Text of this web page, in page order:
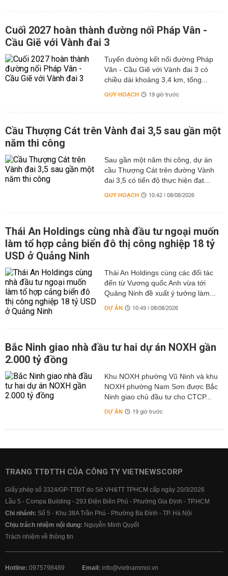
Cuối 2027 hoàn thành đường nối Pháp Vân -
Cầu Giẽ với Vành đai 3
Tuyến đường kết nối đường Pháp
Vân - Cầu Giẽ với Vành đai 3 có
chiều dài khoảng 3,4 km, tổng...
QUY HOẠCH 19 giờ trước
Cầu Thượng Cát trên Vành đai 3,5 sau gần một
năm thi công
Sau gần một năm thi công, dự án
cầu Thượng Cát trên đường Vành
đai 3,5 có tiến độ thực hiện đạt...
QUY HOẠCH 10:42 | 08/08/2026
Thái An Holdings cùng nhà đầu tư ngoại muốn
làm tổ hợp cảng biển đô thị công nghiệp 18 tỷ
USD ở Quảng Ninh
Thái An Holdings cùng các đối tác
đến từ Vương quốc Anh vừa tới
Quảng Ninh đề xuất ý tưởng làm...
DỰ ÁN 10:49 | 08/08/2026
Bắc Ninh giao nhà đầu tư hai dự án NOXH gần
2.000 tỷ đồng
Khu NOXH phường Vũ Ninh và khu
NOXH phường Nam Sơn được Bắc
Ninh giao chủ đầu tư cho CTCP...
DỰ ÁN 19 giờ trước
TRANG TTĐTTH CỦA CÔNG TY VIETNEWSCORP
Giấy phép số 3324/GP-TTĐT do Sở VH&TT TPHCM cấp ngày 20/3/2026
Lầu 5 - Compa Building - 293 Điện Biên Phủ - Phường Gia Định - TP.HCM
Chi nhánh: Số 5 - Khu 38A Trần Phú - Phường Ba Đình - TP. Hà Nội
Chịu trách nhiệm nội dung: Nguyễn Minh Quyết
Trách nhiệm về thông tin
Hotline: 0975798489 Email: info@vietnammoi.vn